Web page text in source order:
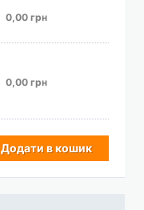
0,00 грн
0,00 грн
Додати в кошик